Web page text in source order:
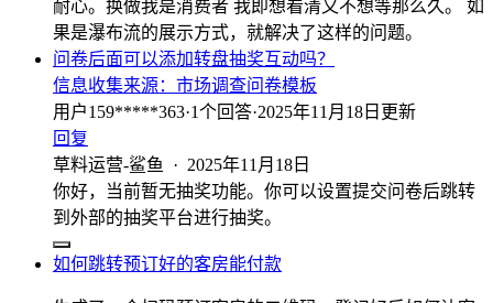
耐心。换做我是消费者 我即想看清又不想等那么久。 如
果是瀑布流的展示方式，就解决了这样的问题。
问卷后面可以添加转盘抽奖互动吗？
信息收集来源： 市场调查问卷模板
用户159*****363·1个回答·2025年11月18日更新
回复
草料运营-鲨鱼
· 2025年11月18日
你好，当前暂无抽奖功能。你可以设置提交问卷后跳转
到外部的抽奖平台进行抽奖。
如何跳转预订好的客房能付款